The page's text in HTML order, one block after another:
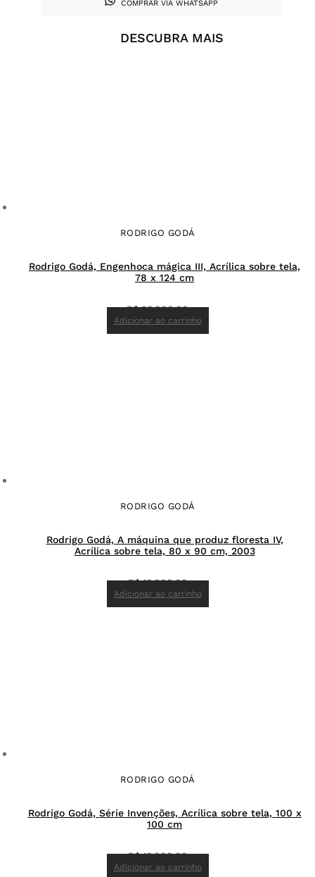
COMPRAR VIA WHATSAPP
DESCUBRA MAIS
RODRIGO GODÁ
Rodrigo Godá, Engenhoca mágica III, Acrílica sobre tela,
78 x 124 cm
R$26.000,00
Adicionar ao carrinho
RODRIGO GODÁ
Rodrigo Godá, A máquina que produz floresta IV,
Acrílica sobre tela, 80 x 90 cm, 2003
R$16.000,00
Adicionar ao carrinho
RODRIGO GODÁ
Rodrigo Godá, Série Invenções, Acrílica sobre tela, 100 x
100 cm
R$18.000,00
Adicionar ao carrinho